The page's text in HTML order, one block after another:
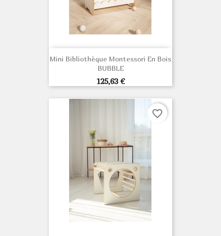
Mini Bibliothèque Montessori En Bois
BUBBLE
Prix
125,63 €
favorite_border